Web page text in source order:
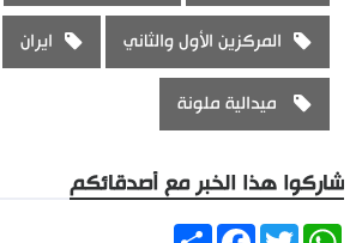
المركزين الأول والثاني ايران
ميدالية ملونة
شاركوا هذا الخبر مع أصدقائكم
ShareFacebookTwitter
WhatsApp